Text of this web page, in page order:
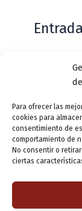
Para ofrecer las
cookies para
consentimiento de
comportamiento de
No consentir o
ciertas
Casa
Tenorio
Deja un
¿De